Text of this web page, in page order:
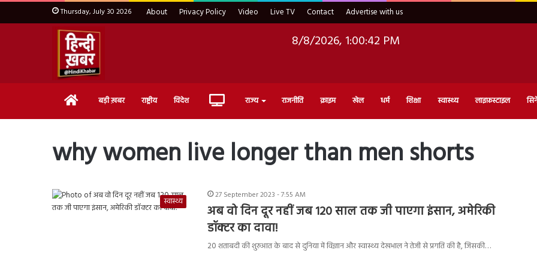
Thursday, July 30 2026 About Privacy Policy Video Live TV Contact Advertise with us
8/8/2026, 1:00:43 PM
Home बड़ी ख़बर राष्ट्रीय विदेश Live राज्य राजनीति क्राइम खेल धर्म शिक्षा स्वास्थ्य लाइफ़स्टाइल
why women live longer than men shorts
स्वास्थ्य
27 September 2023 - 7:55 AM
अब वो दिन दूर नहीं जब 120 साल तक जी पाएगा इंसान, अमेरिकी
डॉक्टर का दावा!
20 शताबदी की शुरुआत के बाद से दुनिया में विज्ञान और स्वास्थ्य देखभाल ने तेजी से प्रगति की है, जिसकी…